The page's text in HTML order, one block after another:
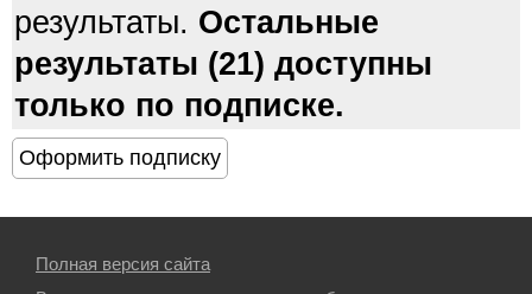
результаты. Остальные
результаты (21) доступны
только по подписке.
Полная версия сайта